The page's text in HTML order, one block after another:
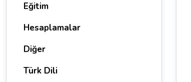
Eğitim
Hesaplamalar
Diğer
Türk Dili